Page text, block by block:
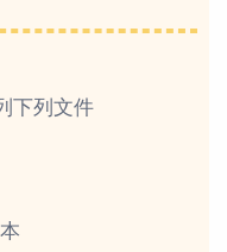
下列文件